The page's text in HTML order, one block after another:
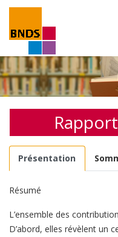
Présentation
Résumé
L’ensemble des
D’abord, elles révèlent un